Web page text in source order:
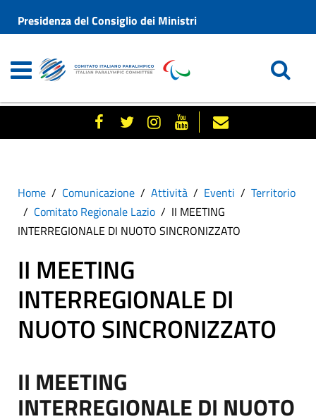
Presidenza del Consiglio dei Ministri
Home Comunicazione Attività Eventi
Territorio
Comitato Regionale Lazio
II MEETING
INTERREGIONALE DI NUOTO SINCRONIZZATO
II MEETING
INTERREGIONALE DI
NUOTO SINCRONIZZATO
II MEETING
INTERREGIONALE DI NUOTO